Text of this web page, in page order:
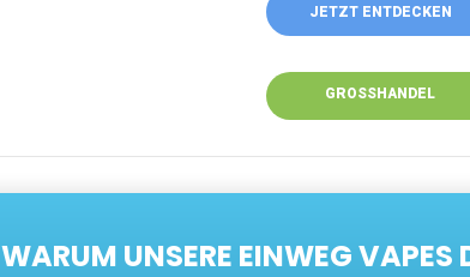
JETZT ENTDECKEN
GROSSHANDEL
WARUM UNSERE EINWEG VAPES